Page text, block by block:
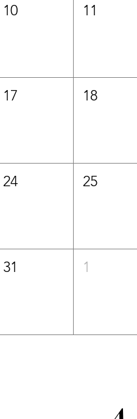
10 11
17 18
24 25
31 1